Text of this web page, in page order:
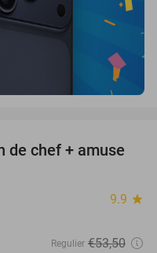
35%
de chef + amuse
9.9 star
Regulier €53,50